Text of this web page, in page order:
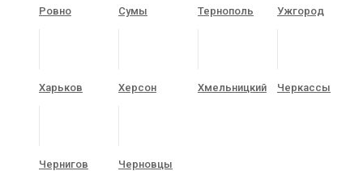
Ровно Сумы Тернополь Ужгород
Харьков Херсон Хмельницкий Черкассы
Чернигов Черновцы